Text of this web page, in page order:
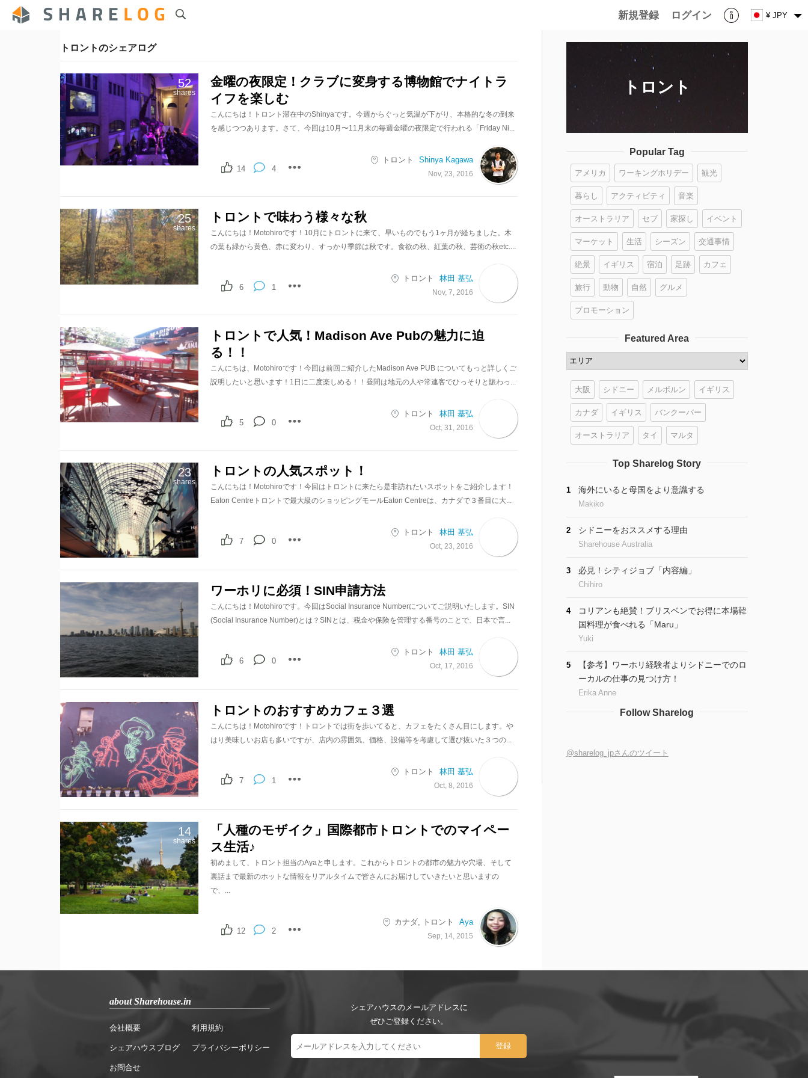
新規登録 ログイン ¥ JPY
トロントのシェアログ
金曜の夜限定！クラブに変身する博物館でナイトラ
イフを楽しむ
こんにちは！トロント滞在中のShinyaです。今週からぐっと気温が下がり、本格的な冬の到来
を感じつつあります。さて、今回は10月〜11月末の毎週金曜の夜限定で行われる「Friday Ni...
トロント Shinya Kagawa
Nov, 23, 2016
4
14
52
shares
トロントで味わう様々な秋
こんにちは！Motohiroです！10月にトロントに来て、早いものでもう1ヶ月が経ちました。木
の葉も緑から黄色、赤に変わり、すっかり季節は秋です。食欲の秋、紅葉の秋、芸術の秋etc....
トロント 林田 基弘
Nov, 7, 2016
1
6
25
shares
トロントで人気！Madison Ave Pubの魅力に迫
る！！
こんにちは、Motohiroです！今回は前回ご紹介したMadison Ave PUB についてもっと詳しくご
説明したいと思います！1日に二度楽しめる！！昼間は地元の人や常連客でひっそりと賑わっ...
トロント 林田 基弘
Oct, 31, 2016
0
5
トロントの人気スポット！
こんにちは！Motohiroです！今回はトロントに来たら是非訪れたいスポットをご紹介します！
Eaton Centreトロントで最大級のショッピングモールEaton Centreは、カナダで３番目に大...
トロント 林田 基弘
Oct, 23, 2016
0
7
23
shares
ワーホリに必須！SIN申請方法
こんにちは！Motohiroです。今回はSocial Insurance Numberについてご説明いたします。SIN
(Social Insurance Number)とは？SINとは、税金や保険を管理する番号のことで、日本で言...
トロント 林田 基弘
Oct, 17, 2016
0
6
トロントのおすすめカフェ３選
こんにちは！Motohiroです！トロントでは街を歩いてると、カフェをたくさん目にします。や
はり美味しいお店も多いですが、店内の雰囲気、価格、設備等を考慮して選び抜いた３つの...
トロント 林田 基弘
Oct, 8, 2016
1
7
「人種のモザイク」国際都市トロントでのマイペー
ス生活♪
初めまして、トロント担当のAyaと申します。これからトロントの都市の魅力や穴場、そして
裏話まで最新のホットな情報をリアルタイムで皆さんにお届けしていきたいと思いますの
で、...
カナダ, トロント Aya
Sep, 14, 2015
2
12
14
shares
トロント
Popular Tag
アメリカ ワーキングホリデー 観光
暮らし アクティビティ 音楽
オーストラリア セブ 家探し イベント
マーケット 生活 シーズン 交通事情
絶景 イギリス 宿泊 足跡 カフェ
旅行 動物 自然 グルメ
プロモーション
Featured Area
大阪 シドニー メルボルン イギリス
カナダ イギリス バンクーバー
オーストラリア タイ マルタ
Top Sharelog Story
1 海外にいると母国をより意識する
Makiko
2 シドニーをおススメする理由
Sharehouse Australia
3 必見！シティジョブ「内容編」
Chihiro
4
コリアンも絶賛！ブリスベンでお得に本場韓
国料理が食べれる「Maru」
Yuki
5
【参考】ワーホリ経験者よりシドニーでのロ
ーカルの仕事の見つけ方！
Erika Anne
Follow Sharelog
@sharelog_jpさんのツイート
about Sharehouse.in
会社概要
シェアハウスブログ
お問合せ
利用規約
プライバシーポリシー
シェアハウスのメールアドレスに
ぜひご登録ください。